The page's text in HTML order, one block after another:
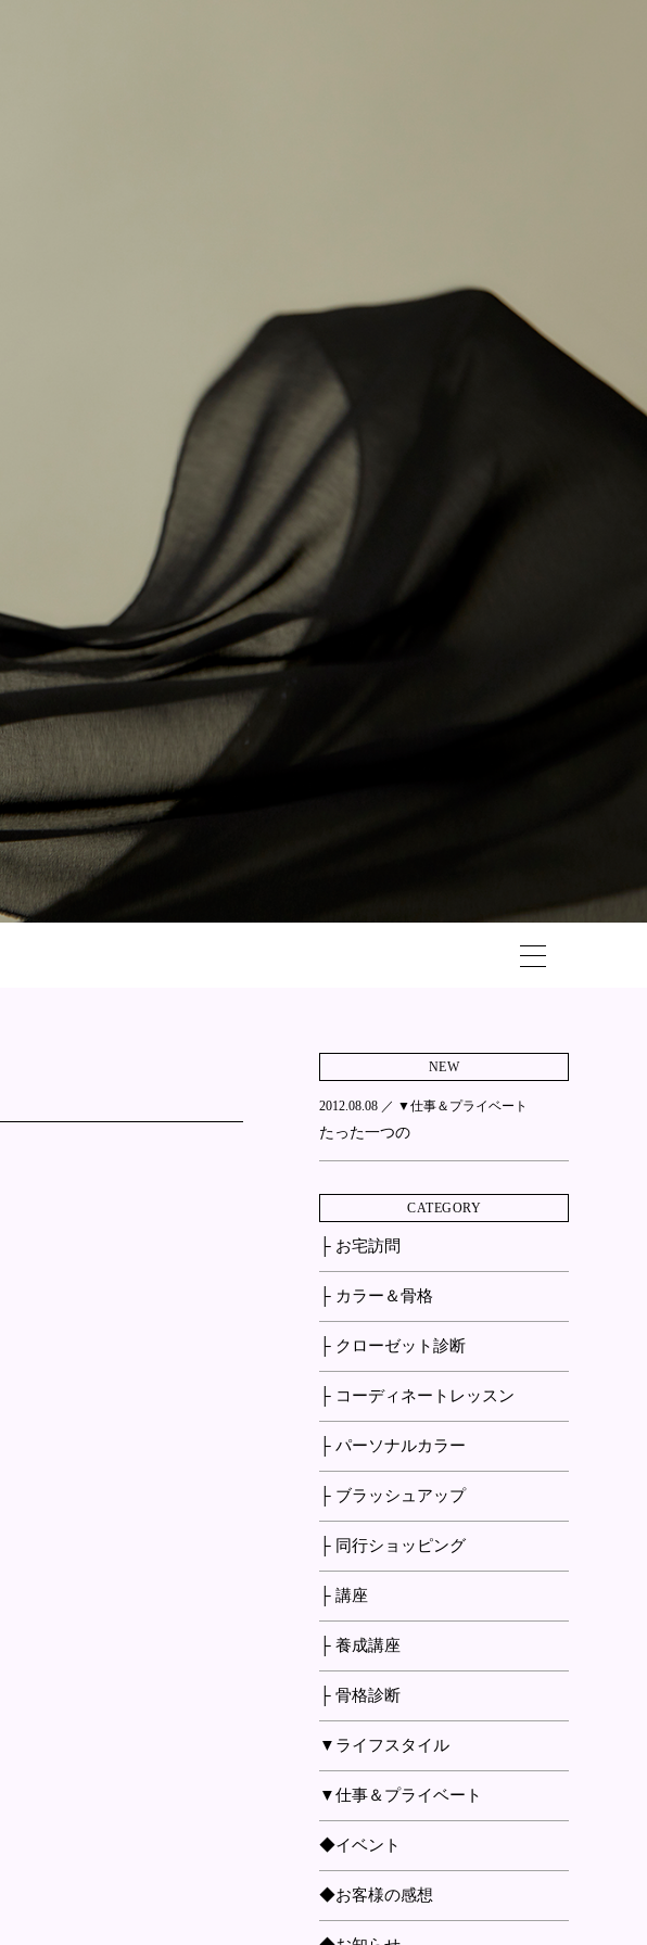
NEW
2012.08.08 ／ ▼仕事＆プライベート
たった一つの
CATEGORY
├ お宅訪問
├ カラー＆骨格
├ クローゼット診断
├ コーディネートレッスン
├ パーソナルカラー
├ ブラッシュアップ
├ 同行ショッピング
├ 講座
├ 養成講座
├ 骨格診断
▼ライフスタイル
▼仕事＆プライベート
◆イベント
◆お客様の感想